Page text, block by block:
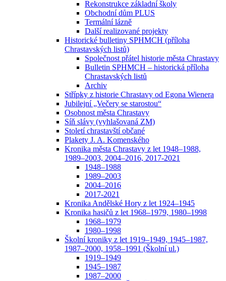
Rekonstrukce základní školy
Obchodní dům PLUS
Termální lázně
Další realizované projekty
Historické bulletiny SPHMCH (příloha
Chrastavských listů)
Společnost přátel historie města Chrastavy
Bulletin SPHMCH – historická příloha
Chrastavských listů
Archiv
Střípky z historie Chrastavy od Egona Wienera
Jubilejní „Večery se starostou“
Osobnost města Chrastavy
Síň slávy (vyhlašovaná ZM)
Století chrastavští občané
Plakety J. A. Komenského
Kronika města Chrastavy z let 1948–1988,
1989–2003, 2004–2016, 2017-2021
1948–1988
1989–2003
2004–2016
2017-2021
Kronika Andělské Hory z let 1924–1945
Kronika hasičů z let 1968–1979, 1980–1998
1968–1979
1980–1998
Školní kroniky z let 1919–1949, 1945–1987,
1987–2000, 1958–1991 (Školní ul.)
1919–1949
1945–1987
1987–2000